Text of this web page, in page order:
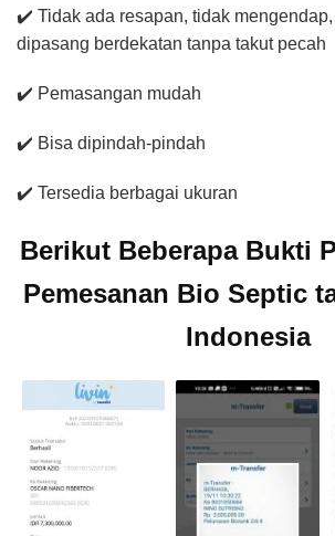
✔️ Tidak ada resapan, tidak
dipasang berdekatan tanpa takut pecah
✔️ Pemasangan mudah
✔️ Bisa dipindah-pindah
✔️ Tersedia berbagai ukuran
Berikut Beberapa Bukti
Pemesanan Bio Septic
Indonesia